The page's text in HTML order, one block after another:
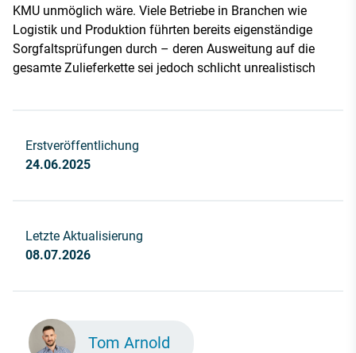
KMU unmöglich wäre. Viele Betriebe in Branchen wie
Logistik und Produktion führten bereits eigenständige
Sorgfaltsprüfungen durch – deren Ausweitung auf die
gesamte Zulieferkette sei jedoch schlicht unrealistisch
Erstveröffentlichung
24.06.2025
Letzte Aktualisierung
08.07.2026
Tom Arnold